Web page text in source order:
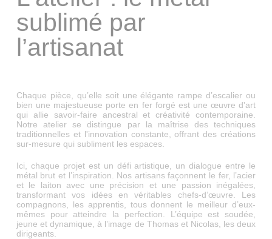
sublimé par
l’artisanat
Chaque pièce, qu’elle soit une élégante rampe d’escalier ou
bien une majestueuse porte en fer forgé est une œuvre d'art
qui allie savoir-faire ancestral et créativité contemporaine.
Notre atelier se distingue par la maîtrise des techniques
traditionnelles et l'innovation constante, offrant des créations
sur-mesure qui subliment les espaces.
Ici, chaque projet est un défi artistique, un dialogue entre le
métal brut et l’inspiration. Nos artisans façonnent le fer, l’acier
et le laiton avec une précision et une passion inégalées,
transformant vos idées en véritables chefs-d’œuvre. Les
compagnons, les apprentis, tous donnent le meilleur d’eux-
mêmes pour atteindre la perfection. L’équipe est soudée,
jeune et dynamique, à l’image de Thomas et Nicolas, les deux
dirigeants.